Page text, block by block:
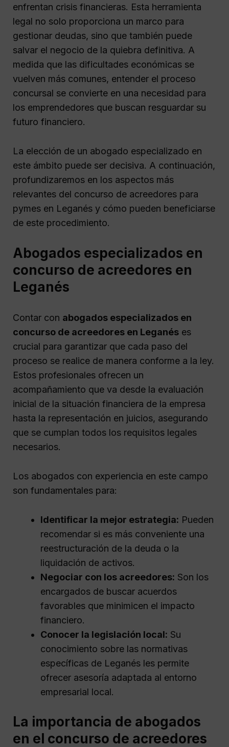
enfrentan crisis financieras. Esta herramienta
legal no solo proporciona un marco para
gestionar deudas, sino que también puede
salvar el negocio de la quiebra definitiva. A
medida que las dificultades económicas se
vuelven más comunes, entender el proceso
concursal se convierte en una necesidad para
los emprendedores que buscan resguardar su
futuro financiero.
La elección de un abogado especializado en
este ámbito puede ser decisiva. A continuación,
profundizaremos en los aspectos más
relevantes del concurso de acreedores para
pymes en Leganés y cómo pueden beneficiarse
de este procedimiento.
Abogados especializados en
concurso de acreedores en
Leganés
Contar con abogados especializados en
concurso de acreedores en Leganés es
crucial para garantizar que cada paso del
proceso se realice de manera conforme a la ley.
Estos profesionales ofrecen un
acompañamiento que va desde la evaluación
inicial de la situación financiera de la empresa
hasta la representación en juicios, asegurando
que se cumplan todos los requisitos legales
necesarios.
Los abogados con experiencia en este campo
son fundamentales para:
Identificar la mejor estrategia: Pueden
recomendar si es más conveniente una
reestructuración de la deuda o la
liquidación de activos.
Negociar con los acreedores: Son los
encargados de buscar acuerdos
favorables que minimicen el impacto
financiero.
Conocer la legislación local: Su
conocimiento sobre las normativas
específicas de Leganés les permite
ofrecer asesoría adaptada al entorno
empresarial local.
La importancia de abogados
en el concurso de acreedores